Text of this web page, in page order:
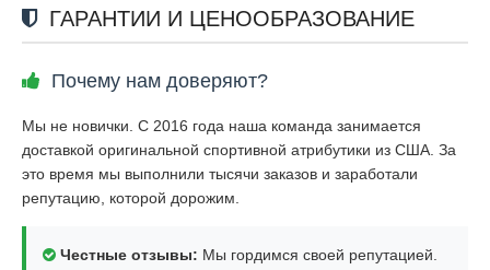
ГАРАНТИИ И ЦЕНООБРАЗОВАНИЕ
Почему нам доверяют?
Мы не новички. С 2016 года наша команда занимается
доставкой оригинальной спортивной атрибутики из США. За
это время мы выполнили тысячи заказов и заработали
репутацию, которой дорожим.
Честные отзывы: Мы гордимся своей репутацией.